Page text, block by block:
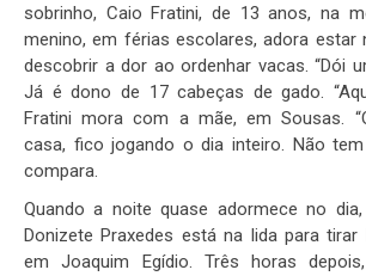
sobrinho, Caio Fratini, de 13 anos, na
menino, em férias escolares, adora estar
descobrir a dor ao ordenhar vacas. “Dói
Já é dono de 17 cabeças de gado.
Fratini mora com a mãe, em Sousas.
casa, fico jogando o dia inteiro. Não tem
compara.
Quando a noite quase adormece no
Donizete Praxedes está na lida para
em Joaquim Egídio. Três horas